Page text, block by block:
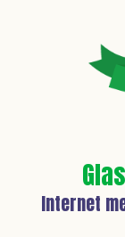
Internet